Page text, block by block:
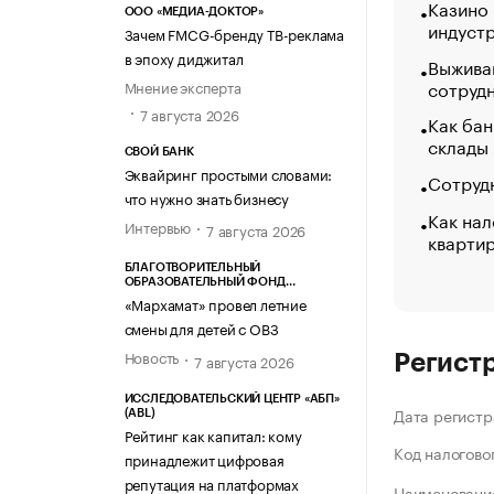
ООО «МЕДИА-ДОКТОР»
Зачем FMCG-бренду ТВ-реклама
в эпоху диджитал
Мнение эксперта
7 августа 2026
СВОЙ БАНК
Эквайринг простыми словами:
что нужно знать бизнесу
Интервью
7 августа 2026
БЛАГОТВОРИТЕЛЬНЫЙ
ОБРАЗОВАТЕЛЬНЫЙ ФОНД
«Мархамат» провел летние
смены для детей с ОВЗ
Новость
7 августа 2026
ИССЛЕДОВАТЕЛЬСКИЙ ЦЕНТР «АБП»
(ABL)
Рейтинг как капитал: кому
принадлежит цифровая
репутация на платформах
Как
склады
Как
Дата
Код